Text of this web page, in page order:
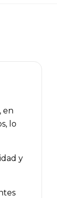
en
lo
y